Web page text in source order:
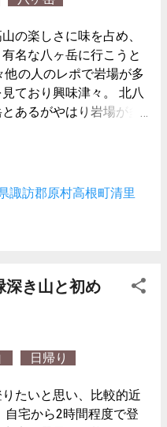
キー場⇨池山尾根⇨駒峰
空木岳⇨檜尾岳⇨宝剣岳
畳敷⇨ロープウェイ⇨バ
スキー場 ただ1週間前の
快していない状態でこ
畳敷に下ってロープウ
た。
の楽しさに味を占め、
名な八ヶ岳に行こうと
他の人のレポで岩場が多
ており興味津々。 北八
あるがやはり岩場が多
る美濃戸からのコース
好きになるには十分過
諏訪郡原村高根町清里
き山と初め
日帰り
たいと思い、比較的近
自宅から2時間程度で登